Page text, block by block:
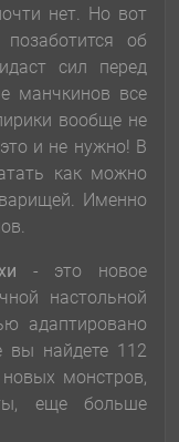
нет. Но вот
об
сил перед
манчкинов все
вообще не
и не нужно! В
как можно
Именно
- это новое
настольной
адаптировано
вы найдете 112
монстров,
еще больше